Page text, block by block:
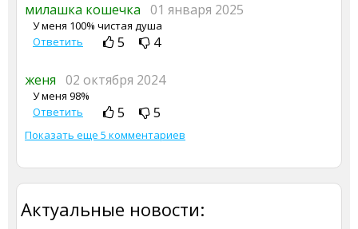
милашка кошечка 01 января 2025
У меня 100% чистая душа
Ответить
5 4
женя 02 октября 2024
У меня 98%
Ответить
5 5
Показать еще 5 комментариев
Актуальные новости: